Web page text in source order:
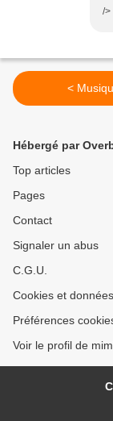
/>
<
Hébergé par
Top articles
Pages
Contact
Signaler un abus
C.G.U.
Cookies et
Préférences
Voir le profil de